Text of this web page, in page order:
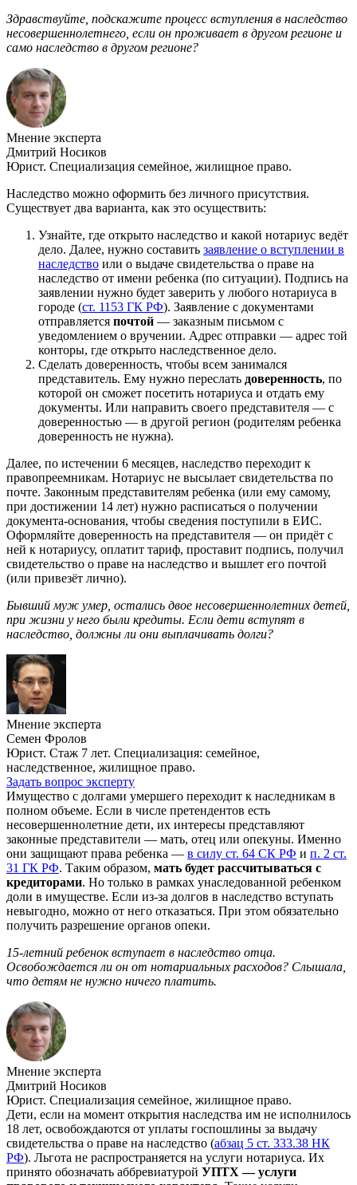
Здравствуйте, подскажите процесс вступления в наследство
несовершеннолетнего, если он проживает в другом регионе и
само наследство в другом регионе?
Мнение эксперта
Дмитрий Носиков
Юрист. Специализация семейное, жилищное право.
Наследство можно оформить без личного присутствия.
Существует два варианта, как это осуществить:
Узнайте, где открыто наследство и какой нотариус ведёт
дело. Далее, нужно составить заявление о вступлении в
наследство или о выдаче свидетельства о праве на
наследство от имени ребенка (по ситуации). Подпись на
заявлении нужно будет заверить у любого нотариуса в
городе (ст. 1153 ГК РФ). Заявление с документами
отправляется почтой — заказным письмом с
уведомлением о вручении. Адрес отправки — адрес той
конторы, где открыто наследственное дело.
Сделать доверенность, чтобы всем занимался
представитель. Ему нужно переслать доверенность, по
которой он сможет посетить нотариуса и отдать ему
документы. Или направить своего представителя — с
доверенностью — в другой регион (родителям ребенка
доверенность не нужна).
Далее, по истечении 6 месяцев, наследство переходит к
правопреемникам. Нотариус не высылает свидетельства по
почте. Законным представителям ребенка (или ему самому,
при достижении 14 лет) нужно расписаться о получении
документа-основания, чтобы сведения поступили в ЕИС.
Оформляйте доверенность на представителя — он придёт с
ней к нотариусу, оплатит тариф, проставит подпись, получил
свидетельство о праве на наследство и вышлет его почтой
(или привезёт лично).
Бывший муж умер, остались двое несовершеннолетних детей,
при жизни у него были кредиты. Если дети вступят в
наследство, должны ли они выплачивать долги?
Мнение эксперта
Семен Фролов
Юрист. Стаж 7 лет. Специализация: семейное,
наследственное, жилищное право.
Задать вопрос эксперту
Имущество с долгами умершего переходит к наследникам в
полном объеме. Если в числе претендентов есть
несовершеннолетние дети, их интересы представляют
законные представители — мать, отец или опекуны. Именно
они защищают права ребенка — в силу ст. 64 СК РФ и п. 2 ст.
31 ГК РФ. Таким образом, мать будет рассчитываться с
кредиторами. Но только в рамках унаследованной ребенком
доли в имуществе. Если из-за долгов в наследство вступать
невыгодно, можно от него отказаться. При этом обязательно
получить разрешение органов опеки.
15-летний ребенок вступает в наследство отца.
Освобождается ли он от нотариальных расходов? Слышала,
что детям не нужно ничего платить.
Мнение эксперта
Дмитрий Носиков
Юрист. Специализация семейное, жилищное право.
Дети, если на момент открытия наследства им не исполнилось
18 лет, освобождаются от уплаты госпошлины за выдачу
свидетельства о праве на наследство (абзац 5 ст. 333.38 НК
РФ). Льгота не распространяется на услуги нотариуса. Их
принято обозначать аббревиатурой УПТХ — услуги